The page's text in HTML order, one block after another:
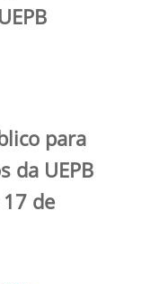
para
da UEPB
de